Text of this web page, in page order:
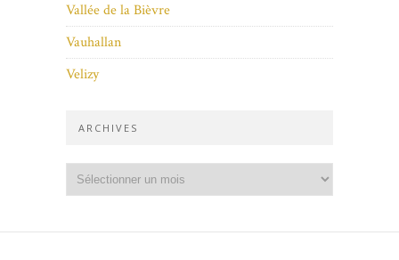
Vallée de la Bièvre
Vauhallan
Velizy
ARCHIVES